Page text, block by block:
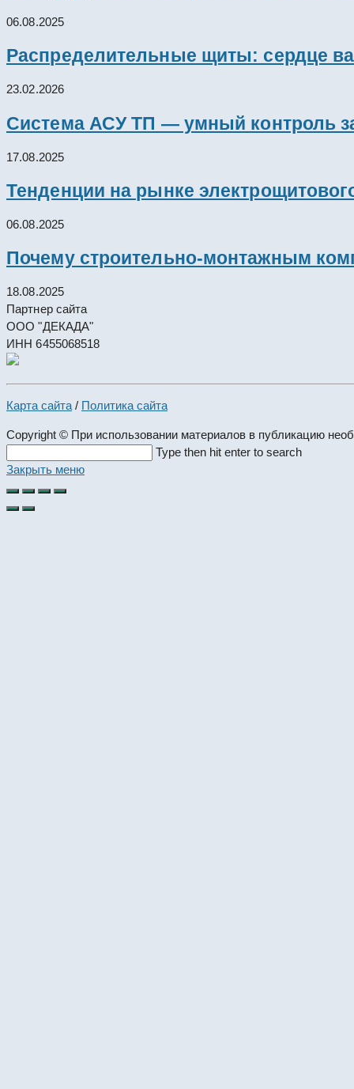
06.08.2025
Распределительные щиты: сердце
23.02.2026
Система АСУ ТП — умный контроль
17.08.2025
Тенденции на рынке
06.08.2025
Почему строительно-монтажным
18.08.2025
Партнер сайта
ООО "ДЕКАДА"
ИНН 6455068518
Карта сайта/ Политика сайта
Copyright © При использовании материалов в публикацию
this
website
Type then hit enter to search
Закрыть меню